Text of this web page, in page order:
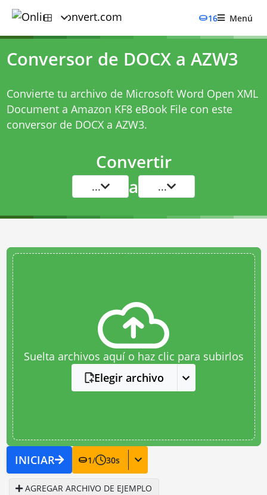
16 Menú
Conversor de DOCX a AZW3
Convierte tu archivo de Microsoft Word Open XML
Document a Amazon KF8 eBook File con este
conversor de DOCX a AZW3.
Convertir
... a ...
Suelta archivos aquí o haz clic para subirlos
Elegir archivo
INICIAR 1/ 30s
AGREGAR ARCHIVO DE EJEMPLO